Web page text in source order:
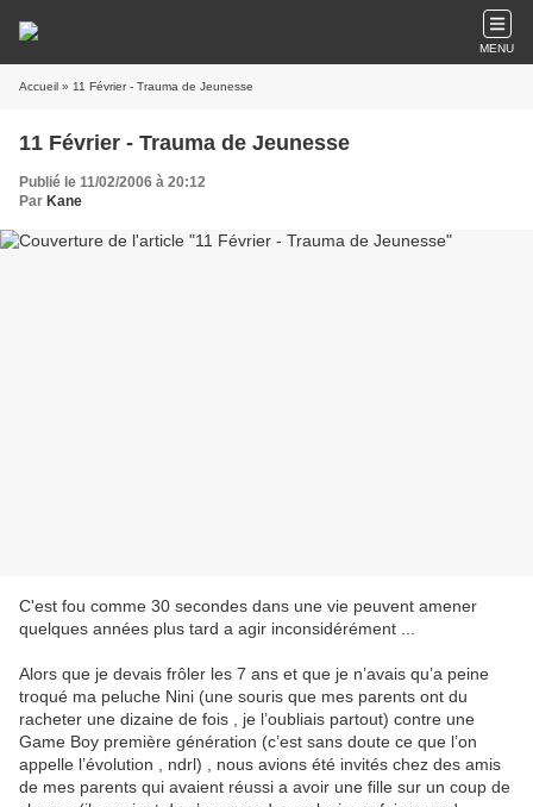
MENU
Accueil » 11 Février - Trauma de Jeunesse
11 Février - Trauma de Jeunesse
Publié le 11/02/2006 à 20:12
Par Kane
C'est fou comme 30 secondes dans une vie peuvent amener
quelques années plus tard a agir inconsidérément ...
Alors que je devais frôler les 7 ans et que je n’avais qu’a peine
troqué ma peluche Nini (une souris que mes parents ont du
racheter une dizaine de fois , je l’oubliais partout) contre une
Game Boy première génération (c’est sans doute ce que l’on
appelle l’évolution , ndrl) , nous avions été invités chez des amis
de mes parents qui avaient réussi a avoir une fille sur un coup de